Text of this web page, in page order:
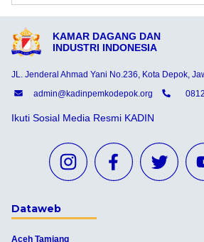
KAMAR DAGANG DAN
INDUSTRI INDONESIA
JL. Jenderal Ahmad Yani No.236, Kota Depok,
admin@kadinpemkodepok.org
Ikuti Sosial Media Resmi KADIN
Dataweb
Aceh Tamiang